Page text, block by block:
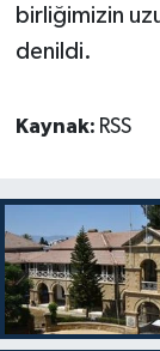
birliğimizin
denildi.
Kaynak: RSS
TİCARET